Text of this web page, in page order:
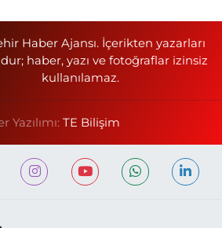
Haber Ajansı. İçerikten yazarları
haber, yazı ve fotoğraflar izinsiz
kullanılamaz.
Yazılımı: TE Bilişim